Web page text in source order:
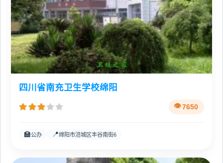
四川省南充卫生学校绵阳
7650
🏫公办 📍绵阳市涪城区丰谷南街6